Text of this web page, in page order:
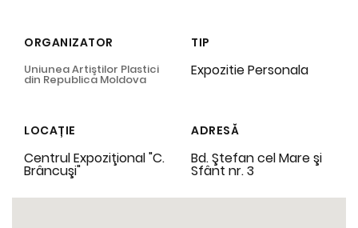
ORGANIZATOR
Uniunea Artiştilor Plastici
din Republica Moldova
TIP
Expozitie Personala
LOCAȚIE
Centrul Expoziţional "C.
Brâncuşi"
ADRESĂ
Bd. Ştefan cel Mare şi
Sfânt nr. 3